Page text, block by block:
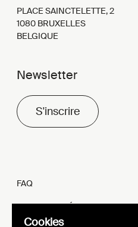
PLACE SAINCTELETTE, 2
1080 BRUXELLES
BELGIQUE
Newsletter
S'inscrire
FAQ
MENTIONS LÉGALES ET VIE
Cookies